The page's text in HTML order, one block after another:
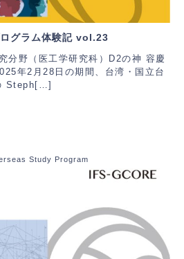
グラム体験記 vol.23
分野（医工学研究科）D2の神 容慶
年2月28日の期間、台湾・国立台
Steph[…]
Study Program